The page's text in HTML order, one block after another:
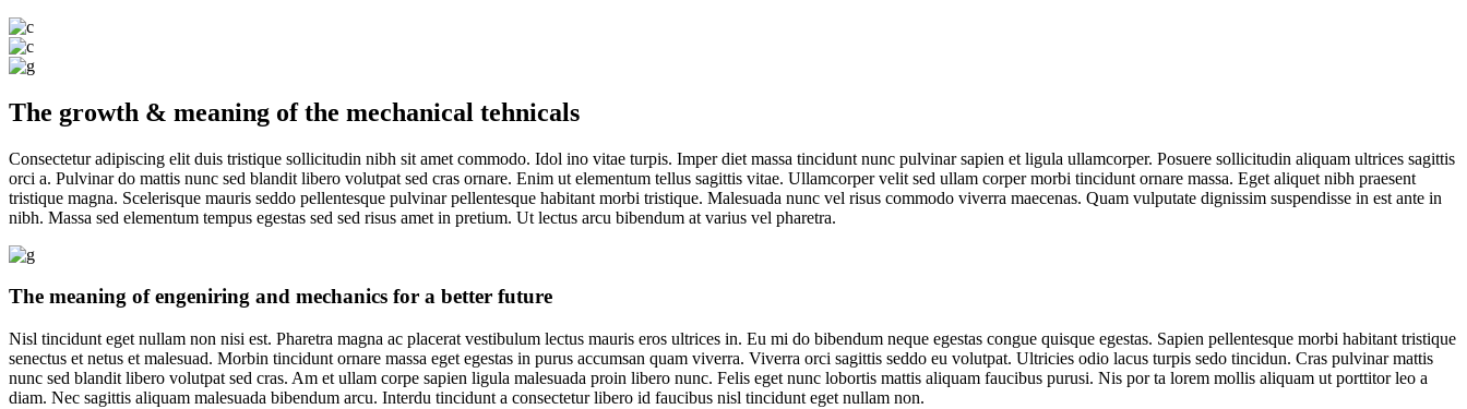
The growth & meaning of the mechanical tehnicals
Consectetur adipiscing elit duis tristique sollicitudin nibh sit amet commodo. Idol ino vitae turpis. Imper diet massa tincidunt nunc pulvinar sapien et ligula ullamcorper. Posuere sollicitudin aliquam ultrices sagittis
orci a. Pulvinar do mattis nunc sed blandit libero volutpat sed cras ornare. Enim ut elementum tellus sagittis vitae. Ullamcorper velit sed ullam corper morbi tincidunt ornare massa. Eget aliquet nibh praesent
tristique magna. Scelerisque mauris seddo pellentesque pulvinar pellentesque habitant morbi tristique. Malesuada nunc vel risus commodo viverra maecenas. Quam vulputate dignissim suspendisse in est ante in
nibh. Massa sed elementum tempus egestas sed sed risus amet in pretium. Ut lectus arcu bibendum at varius vel pharetra.
The meaning of engeniring and mechanics for a better future
Nisl tincidunt eget nullam non nisi est. Pharetra magna ac placerat vestibulum lectus mauris eros ultrices in. Eu mi do bibendum neque egestas congue quisque egestas. Sapien pellentesque morbi habitant tristique
senectus et netus et malesuad. Morbin tincidunt ornare massa eget egestas in purus accumsan quam viverra. Viverra orci sagittis seddo eu volutpat. Ultricies odio lacus turpis sedo tincidun. Cras pulvinar mattis
nunc sed blandit libero volutpat sed cras. Am et ullam corpe sapien ligula malesuada proin libero nunc. Felis eget nunc lobortis mattis aliquam faucibus purusi. Nis por ta lorem mollis aliquam ut porttitor leo a
diam. Nec sagittis aliquam malesuada bibendum arcu. Interdu tincidunt a consectetur libero id faucibus nisl tincidunt eget nullam non.